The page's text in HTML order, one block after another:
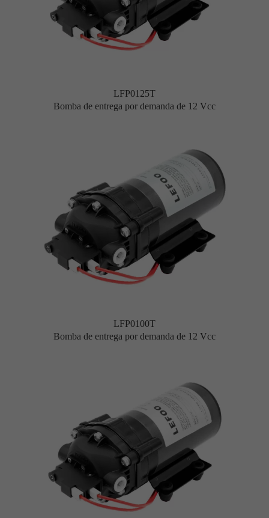
LFP0125T
Bomba de entrega por demanda de 12 Vcc
LFP0100T
Bomba de entrega por demanda de 12 Vcc